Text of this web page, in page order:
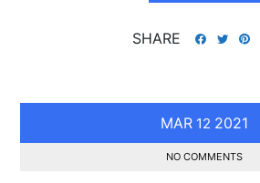
SHARE
MAR 12 2021
NO COMMENTS